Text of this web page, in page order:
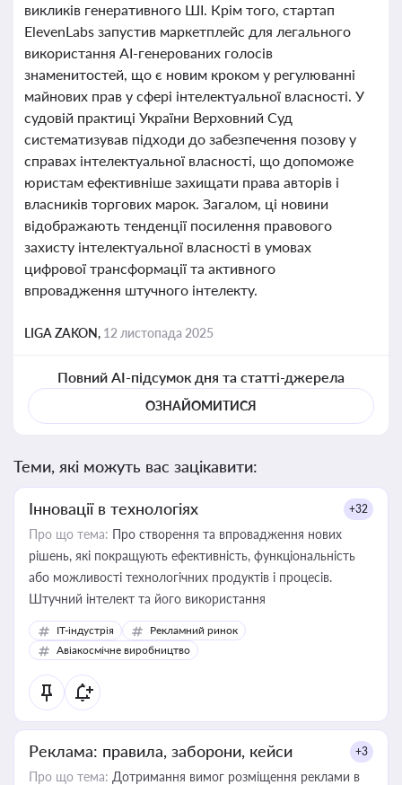
викликів генеративного ШІ. Крім того, стартап
ElevenLabs запустив маркетплейс для легального
використання AI-генерованих голосів
знаменитостей, що є новим кроком у регулюванні
майнових прав у сфері інтелектуальної власності. У
судовій практиці України Верховний Суд
систематизував підходи до забезпечення позову у
справах інтелектуальної власності, що допоможе
юристам ефективніше захищати права авторів і
власників торгових марок. Загалом, ці новини
відображають тенденції посилення правового
захисту інтелектуальної власності в умовах
цифрової трансформації та активного
впровадження штучного інтелекту.
LIGA ZAKON, 12 листопада 2025
Повний AI-підсумок дня та статті-джерела
ОЗНАЙОМИТИСЯ
Теми, які можуть вас зацікавити:
Інновації в технологіях +32
Про що тема: Про створення та впровадження нових
рішень, які покращують ефективність, функціональність
або можливості технологічних продуктів і процесів.
Штучний інтелект та його використання
IT-індустрія
Рекламний ринок
Авіакосмічне виробництво
Реклама: правила, заборони, кейси +3
Про що тема: Дотримання вимог розміщення реклами в